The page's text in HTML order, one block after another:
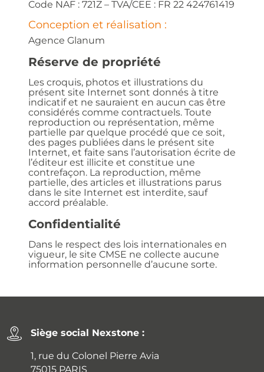
Code NAF : 721Z – TVA/CEE : FR 22 424761419
Conception et réalisation :
Agence Glanum
Réserve de propriété
Les croquis, photos et illustrations du
présent site Internet sont donnés à titre
indicatif et ne sauraient en aucun cas être
considérés comme contractuels. Toute
reproduction ou représentation, même
partielle par quelque procédé que ce soit,
des pages publiées dans le présent site
Internet, et faite sans l’autorisation écrite de
l’éditeur est illicite et constitue une
contrefaçon. La reproduction, même
partielle, des articles et illustrations parus
dans le site Internet est interdite, sauf
accord préalable.
Confidentialité
Dans le respect des lois internationales en
vigueur, le site CMSE ne collecte aucune
information personnelle d’aucune sorte.
Siège social Nexstone :
1, rue du Colonel Pierre Avia
75015 PARIS